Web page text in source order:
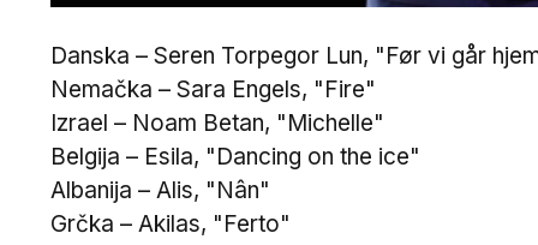
Danska – Seren Torpegor Lun, "Før vi går
Nemačka – Sara Engels, "Fire"
Izrael – Noam Betan, "Michelle"
Belgija – Esila, "Dancing on the ice"
Albanija – Alis, "Nân"
Grčka – Akilas, "Ferto"